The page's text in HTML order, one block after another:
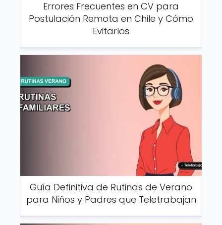
Errores Frecuentes en CV para
Postulación Remota en Chile y Cómo
Evitarlos
Guía Definitiva de Rutinas de Verano
para Niños y Padres que Teletrabajan